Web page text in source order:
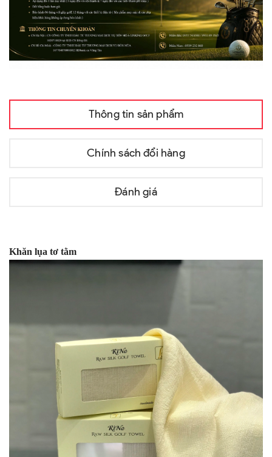
Thông tin sản phẩm
Chính sách đổi hàng
Đánh giá
Khăn lụa tơ tằm